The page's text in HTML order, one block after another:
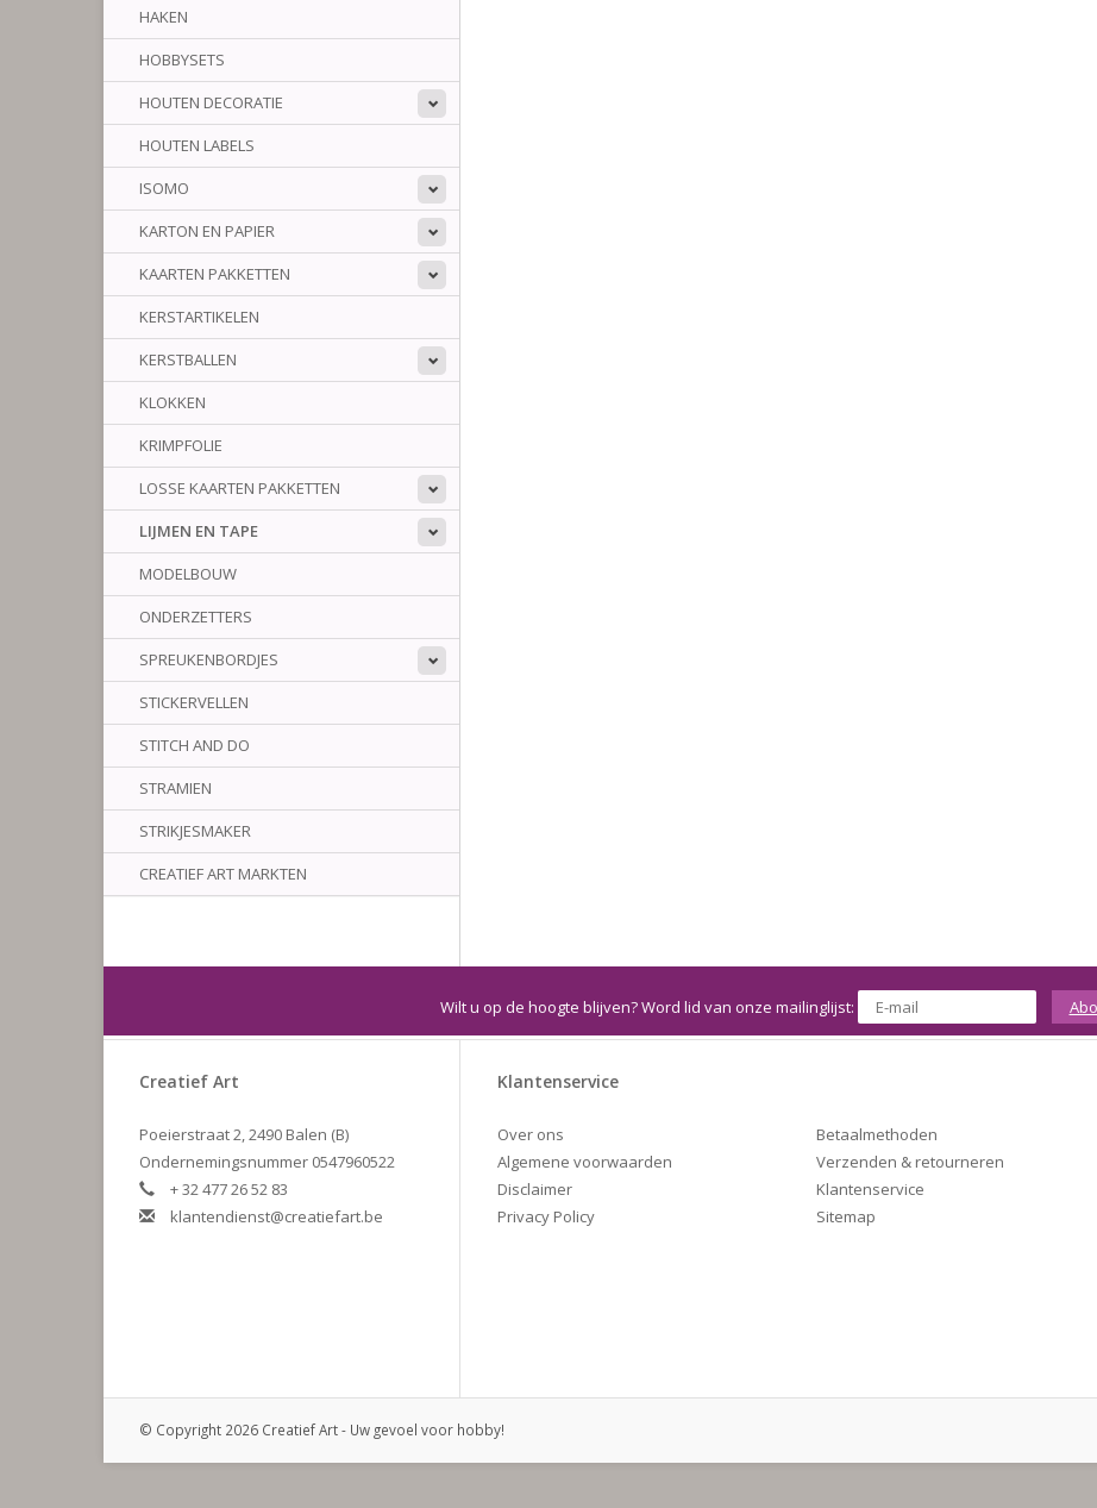
HAKEN
HOBBYSETS
HOUTEN DECORATIE
HOUTEN LABELS
ISOMO
KARTON EN PAPIER
KAARTEN PAKKETTEN
KERSTARTIKELEN
KERSTBALLEN
KLOKKEN
KRIMPFOLIE
LOSSE KAARTEN PAKKETTEN
LIJMEN EN TAPE
MODELBOUW
ONDERZETTERS
SPREUKENBORDJES
STICKERVELLEN
STITCH AND DO
STRAMIEN
STRIKJESMAKER
CREATIEF ART MARKTEN
Wilt u op de hoogte blijven? Word lid van onze mailinglijst:
Creatief Art
Poeierstraat 2, 2490 Balen (B)
Ondernemingsnummer 0547960522
+ 32 477 26 52 83
klantendienst@creatiefart.be
Klantenservice
Over ons
Algemene voorwaarden
Disclaimer
Privacy Policy
Betaalmethoden
Verzenden & retourneren
Klantenservice
Sitemap
© Copyright 2026 Creatief Art - Uw gevoel voor hobby!